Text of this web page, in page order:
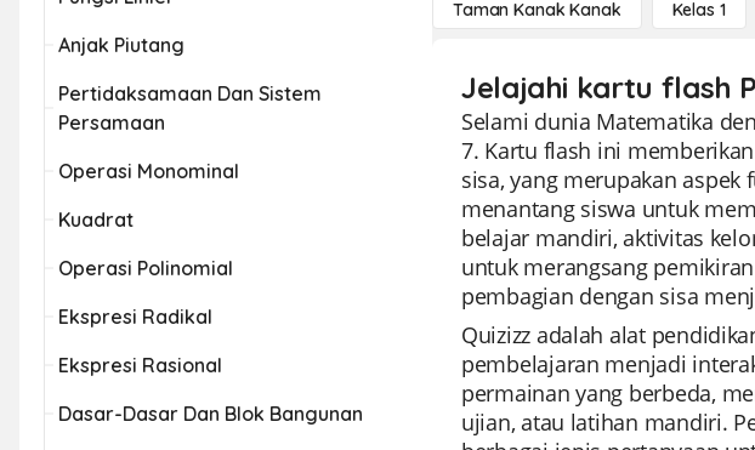
Anjak Piutang
Pertidaksamaan Dan Sistem
Persamaan
Operasi Monominal
Kuadrat
Operasi Polinomial
Ekspresi Radikal
Ekspresi Rasional
Dasar-Dasar Dan Blok Bangunan
Taman Kanak Kanak Kelas 1
Jelajahi kartu flash
Selami dunia Matematika
7. Kartu flash ini
sisa, yang merupakan
menantang siswa untuk
belajar mandiri, aktivitas
untuk merangsang
pembagian dengan sisa
Quizizz adalah alat
pembelajaran menjadi
permainan yang berbeda,
ujian, atau latihan mandiri.